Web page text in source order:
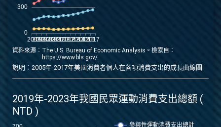
資料來源︰The U.S. Bureau of Economic Analysis。檢索自︰
https://www.bls.gov/
說明︰2005年-2017年美國消費者個人在各項消費支出的成長曲線圖
2019年-2023年我國民眾運動消費支出總額 (
NTD )